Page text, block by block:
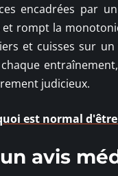
encadrées par
rompt la
et cuisses sur
judicieux.
est normal
avis